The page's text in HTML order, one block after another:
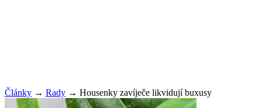
Články → Rady → Housenky zavíječe likvidují buxusy